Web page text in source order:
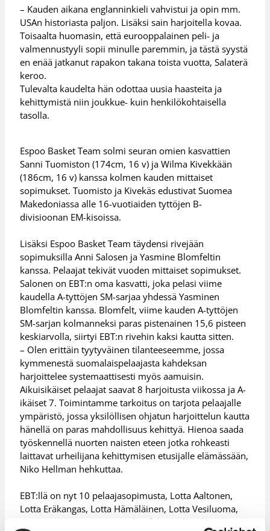
– Kauden aikana englanninkieli vahvistui ja opin mm.
USAn historiasta paljon. Lisäksi sain harjoitella kovaa.
Toisaalta huomasin, että eurooppalainen peli- ja
valmennustyyli sopii minulle paremmin, ja tästä syystä
en enää jatkanut rapakon takana toista vuotta, Salaterä
keroo.
Tulevalta kaudelta hän odottaa uusia haasteita ja
kehittymistä niin joukkue- kuin henkilökohtaisella
tasolla.
Espoo Basket Team solmi seuran omien kasvattien
Sanni Tuomiston (174cm, 16 v) ja Wilma Kivekkään
(186cm, 16 v) kanssa kolmen kauden mittaiset
sopimukset. Tuomisto ja Kivekäs edustivat Suomea
Makedoniassa alle 16-vuotiaiden tyttöjen B-
divisioonan EM-kisoissa.
Lisäksi Espoo Basket Team täydensi rivejään
sopimuksilla Anni Salosen ja Yasmine Blomfeltin
kanssa. Pelaajat tekivät vuoden mittaiset sopimukset.
Salonen on EBT:n oma kasvatti, joka pelasi viime
kaudella A-tyttöjen SM-sarjaa yhdessä Yasminen
Blomfeltin kanssa. Blomfelt, viime kauden A-tyttöjen
SM-sarjan kolmanneksi paras pistenainen 15,6 pisteen
keskiarvolla, siirtyi EBT:n rivehin kaksi kautta sitten.
– Olen erittäin tyytyväinen tilanteeseemme, jossa
kymmenestä suomalaispelaajasta kahdeksan
harjoittelee systemaattisesti myös aamuisin.
Aikuisikäiset pelaajat saavat 8 harjoitusta viikossa ja A-
ikäiset 7. Toimintamme tarkoitus on tarjota pelaajalle
ympäristö, jossa yksilöllisen ohjatun harjoittelun kautta
hänellä on paras mahdollisuus kehittyä. Hienoa saada
työskennellä nuorten naisten eteen jotka rohkeasti
laittavat urheilijana kehittymisen etusijalle elämässään,
Niko Hellman hehkuttaa.
EBT:llä on nyt 10 pelaajasopimusta, Lotta Aaltonen,
Lotta Eräkangas, Lotta Hämäläinen, Lotta Vesiluoma,
Sanni Tuomisto, Yasmine Blomfelt, Venla Salaterä,